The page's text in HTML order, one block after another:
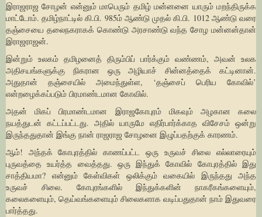
இராஜராஜ சோழன் என்னும் மாபெரும் தமிழ் மன்னனை யாரும் மறந்திருக்க
மாட்டோம். தமிழ்நாட்டில் கி.பி. 985ம் ஆண்டு முதல் கி.பி. 1012 ஆண்டு வரை
தஞ்சையை தலைநகராகக் கொண்டு அரசாண்டு வந்த சோழ மன்னன்தான்
இராஜராஜன்.
இன்றும் உலகம் தமிழனைத் திரும்பிப் பார்க்கும் வண்ணம், அவன் உலக
அதிசயங்களுக்கு நிகரான ஒரு அழியாச் சின்னத்தைக் கட்டினான்.
அதுதான் தஞ்சையில் அமைந்துள்ள, ‘தஞ்சைப் பெரிய கோவில்’
என்றழைக்கப்படும் பிரமாண்டமான கோவில்.
அதன் மிகப் பிரமாண்டமான இராஜகோபுரம் மிகவும் அழகான கலை
நயத்துடன் கட்டப்பட்டது. அதில் யாருமே எதிர்பார்க்காத விசேசம் ஒன்று
இருந்ததுதான் இங்கு நான் ராஜராஜ சோழனை இழுப்பதற்குக் காரணம்.
ஆம்! அந்தக் கோபுரத்தில் காணப்பட்ட ஒரு உருவச் சிலை எல்லாரையும்
புருவத்தை உயர்த்த வைத்தது. ஒரு இந்துக் கோவில் கோபுரத்தில் இது
சாத்தியமா? என்னும் கேள்விகள் ஒலிக்கும் வகையில் இருந்தது அந்த
உருவச் சிலை. கோபுரங்களில் இந்துக்களின் நாகரீகங்களையும்,
கலைகளையும், தெய்வங்களையும் சிலைகளாக வடிப்பதுதான் நாம் இதுவரை
பார்த்தது.